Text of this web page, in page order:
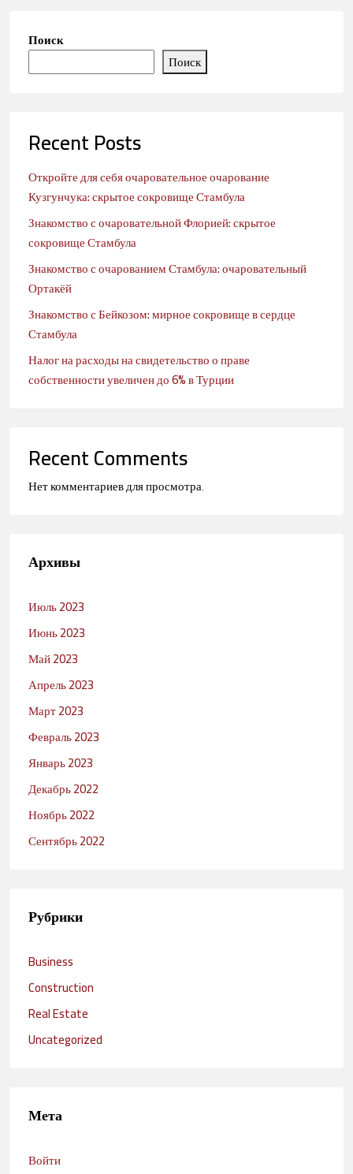
Поиск
Поиск
Recent Posts
Откройте для себя очаровательное очарование
Кузгунчука: скрытое сокровище Стамбула
Знакомство с очаровательной Флорией: скрытое
сокровище Стамбула
Знакомство с очарованием Стамбула: очаровательный
Ортакёй
Знакомство с Бейкозом: мирное сокровище в сердце
Стамбула
Налог на расходы на свидетельство о праве
собственности увеличен до 6% в Турции
Recent Comments
Нет комментариев для просмотра.
Архивы
Июль 2023
Июнь 2023
Май 2023
Апрель 2023
Март 2023
Февраль 2023
Январь 2023
Декабрь 2022
Ноябрь 2022
Сентябрь 2022
Рубрики
Business
Construction
Real Estate
Uncategorized
Мета
Войти